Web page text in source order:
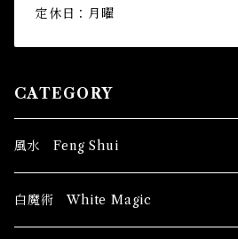
定休日：月曜
CATEGORY
風水 Feng Shui
ブッダ Buddha
白魔術 White Magic